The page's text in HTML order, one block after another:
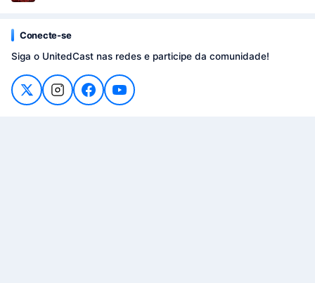
Conecte-se
Siga o UnitedCast nas redes e participe da comunidade!